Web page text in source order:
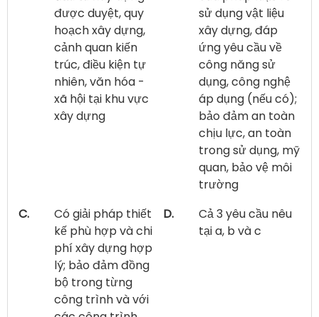
được duyệt, quy
hoạch xây dựng,
cảnh quan kiến
trúc, điều kiện tự
nhiên, văn hóa -
xã hội tại khu vực
xây dựng
sử dụng vật liệu
xây dựng, đáp
ứng yêu cầu về
công năng sử
dụng, công nghệ
áp dụng (nếu có);
bảo đảm an toàn
chịu lực, an toàn
trong sử dụng, mỹ
quan, bảo vệ môi
trường
C.
Có giải pháp thiết
kế phù hợp và chi
phí xây dựng hợp
lý; bảo đảm đồng
bộ trong từng
công trình và với
D.
Cả 3 yêu cầu nêu
tại a, b và c